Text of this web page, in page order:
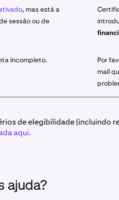
, mas está a
sessão ou de
incompleto.
Por
mail
de elegibilidade (incluindo
aqui.
ajuda?